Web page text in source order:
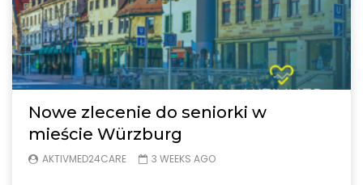
Nowe zlecenie do seniorki w
mieście Würzburg
AKTIVMED24CARE 3 WEEKS AGO